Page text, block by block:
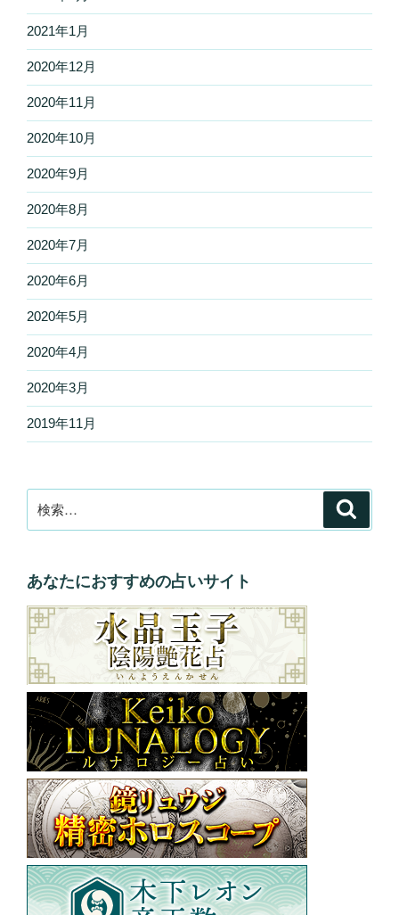
2021年1月
2020年12月
2020年11月
2020年10月
2020年9月
2020年8月
2020年7月
2020年6月
2020年5月
2020年4月
2020年3月
2019年11月
索:
あなたにおすすめの占いサイト